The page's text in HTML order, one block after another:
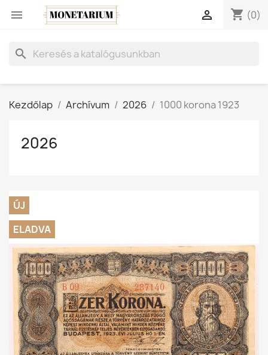
 shopping_cart (0)

search
Kezdőlap Archívum 2026 1000 korona 1923
2026
ÚJ
ELADVA